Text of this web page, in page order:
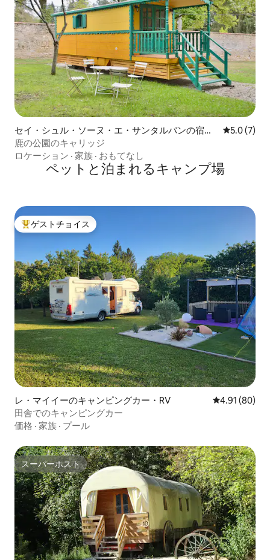
セイ・シュル・ソーヌ・エ・サンタルバンの宿泊
先
レビュー7
5.0 (7)
鹿の公園のキャリッジ
ロケーション · 家族 · おもてなし
ペットと泊まれるキャンプ場
大好評のゲストチョイスです。
ゲストチョイス
レ・マイイーのキャンピングカー・RV レビュー80
4.91 (80)
田舎でのキャンピングカー
価格 · 家族 · プール
スーパーホスト
スーパーホスト